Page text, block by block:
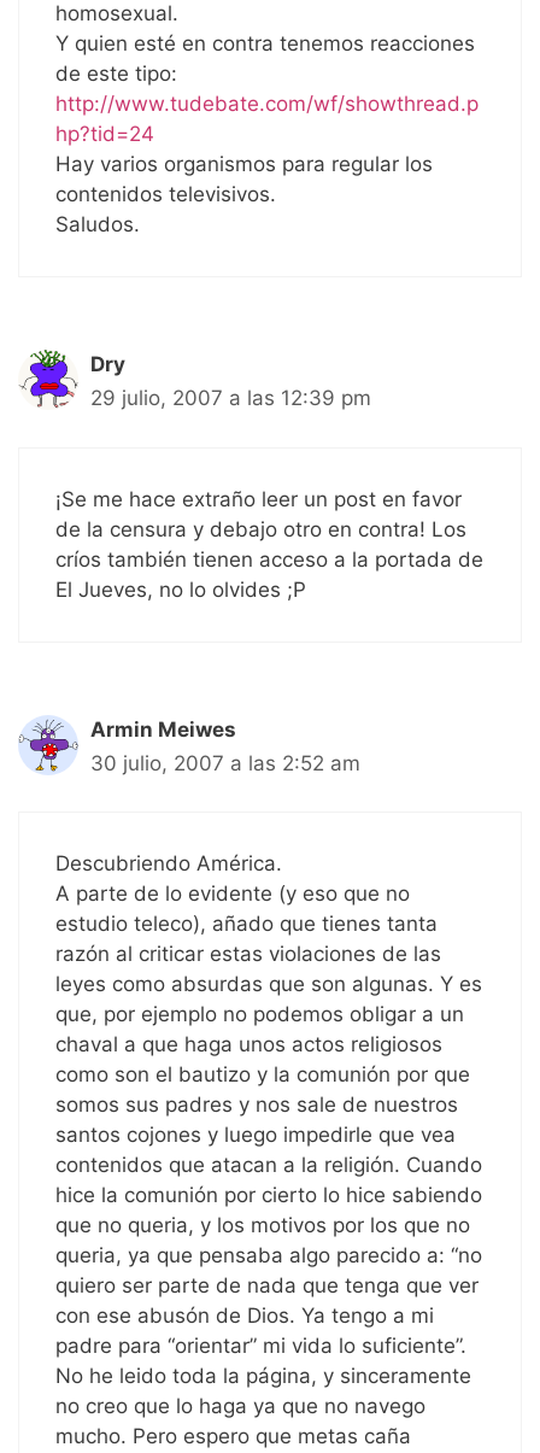
homosexual.
Y quien esté en contra tenemos reacciones
de este tipo:
http://www.tudebate.com/wf/showthread.p
hp?tid=24
Hay varios organismos para regular los
contenidos televisivos.
Saludos.
Dry
29 julio, 2007 a las 12:39 pm
¡Se me hace extraño leer un post en favor
de la censura y debajo otro en contra! Los
críos también tienen acceso a la portada de
El Jueves, no lo olvides ;P
Armin Meiwes
30 julio, 2007 a las 2:52 am
Descubriendo América.
A parte de lo evidente (y eso que no
estudio teleco), añado que tienes tanta
razón al criticar estas violaciones de las
leyes como absurdas que son algunas. Y es
que, por ejemplo no podemos obligar a un
chaval a que haga unos actos religiosos
como son el bautizo y la comunión por que
somos sus padres y nos sale de nuestros
santos cojones y luego impedirle que vea
contenidos que atacan a la religión. Cuando
hice la comunión por cierto lo hice sabiendo
que no queria, y los motivos por los que no
queria, ya que pensaba algo parecido a: “no
quiero ser parte de nada que tenga que ver
con ese abusón de Dios. Ya tengo a mi
padre para “orientar” mi vida lo suficiente”.
No he leido toda la página, y sinceramente
no creo que lo haga ya que no navego
mucho. Pero espero que metas caña